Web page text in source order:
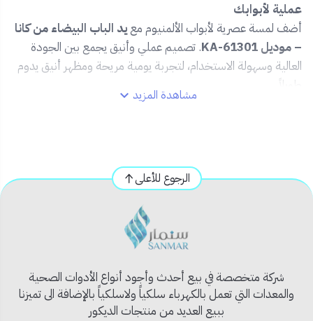
عملية لأبوابك
أضف لمسة عصرية لأبواب الألمنيوم معيد الباب البيضاء من كانا
– موديل KA-61301
. تصميم عملي وأنيق يجمع بين الجودة
العالية وسهولة الاستخدام، لتجربة يومية مريحة ومظهر أنيق يدوم
طويلاً.
🏗️مصنوعة من الألمنيوم عالي الجودة لمتانة تدوم
لون أبيض أنيق يتماشى مع مختلف ألوان الأبواب
تركيب سهل وسريع على أبواب الألمنيوم
مثالية للمنازل، المكاتب، والمحال التجارية
1 × يد باب ألمنيوم
مسامير التثبيت (إن وُجدت ضمن العبوة)
مشاهدة المزيد
الرجوع للأعلى
شركة متخصصة في بيع أحدث وأجود أنواع الأدوات الصحية
والمعدات التي تعمل بالكهرباء سلكياً ولاسلكياً بالإضافة الى تميزنا
ببيع العديد من منتجات الديكور